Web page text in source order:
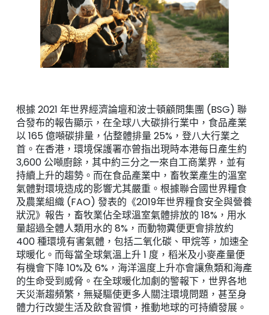
根據 2021 年世界經濟論壇和波士頓顧問集團 (BSG) 聯
合發布的報告顯示，在全球八大碳排行業中，食品產業
以 165 億噸碳排量，佔整體排量 25%，登八大行業之
首。在香港，環境保護署亦曾指出現時本港每日產生約
3,600 公噸廚餘，其中約三分之一來自工商業界，並有
持續上升的趨勢。而在食品產業中，畜牧業產生的溫室
氣體對環境造成的影響尤其嚴重。根據聯合國世界糧食
及農業組織 (FAO) 發表的《2019年世界糧食安全與營養
狀況》報告，畜牧業佔全球溫室氣體排放的 18%，用水
量超過全體人類用水的 8%，而動物糞便更會排放約
400 種環境有害氣體，包括二氧化碳、甲烷等，加速全
球暖化。而每當全球氣溫上升 1 度，稻米及小麥產量便
有機會下降 10%及 6%，海洋溫度上升亦會讓魚類和海產
的生命受到威脅。在全球暖化加劇的警報下，世界各地
天災漸趨頻繁，無疑驅使更多人關注環境問題，甚至身
體力行改變生活及飲食習慣，推動地球的可持續發展。